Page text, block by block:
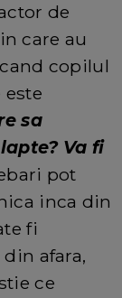
de
care au
copilul
este
sa
Va fi
pot
inca din
fi
afara,
ce